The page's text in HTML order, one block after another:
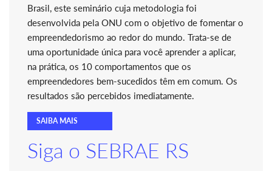
Brasil, este seminário cuja metodologia foi
desenvolvida pela ONU com o objetivo de fomentar o
empreendedorismo ao redor do mundo. Trata-se de
uma oportunidade única para você aprender a aplicar,
na prática, os 10 comportamentos que os
empreendedores bem-sucedidos têm em comum. Os
resultados são percebidos imediatamente.
SAIBA MAIS
Siga o SEBRAE RS